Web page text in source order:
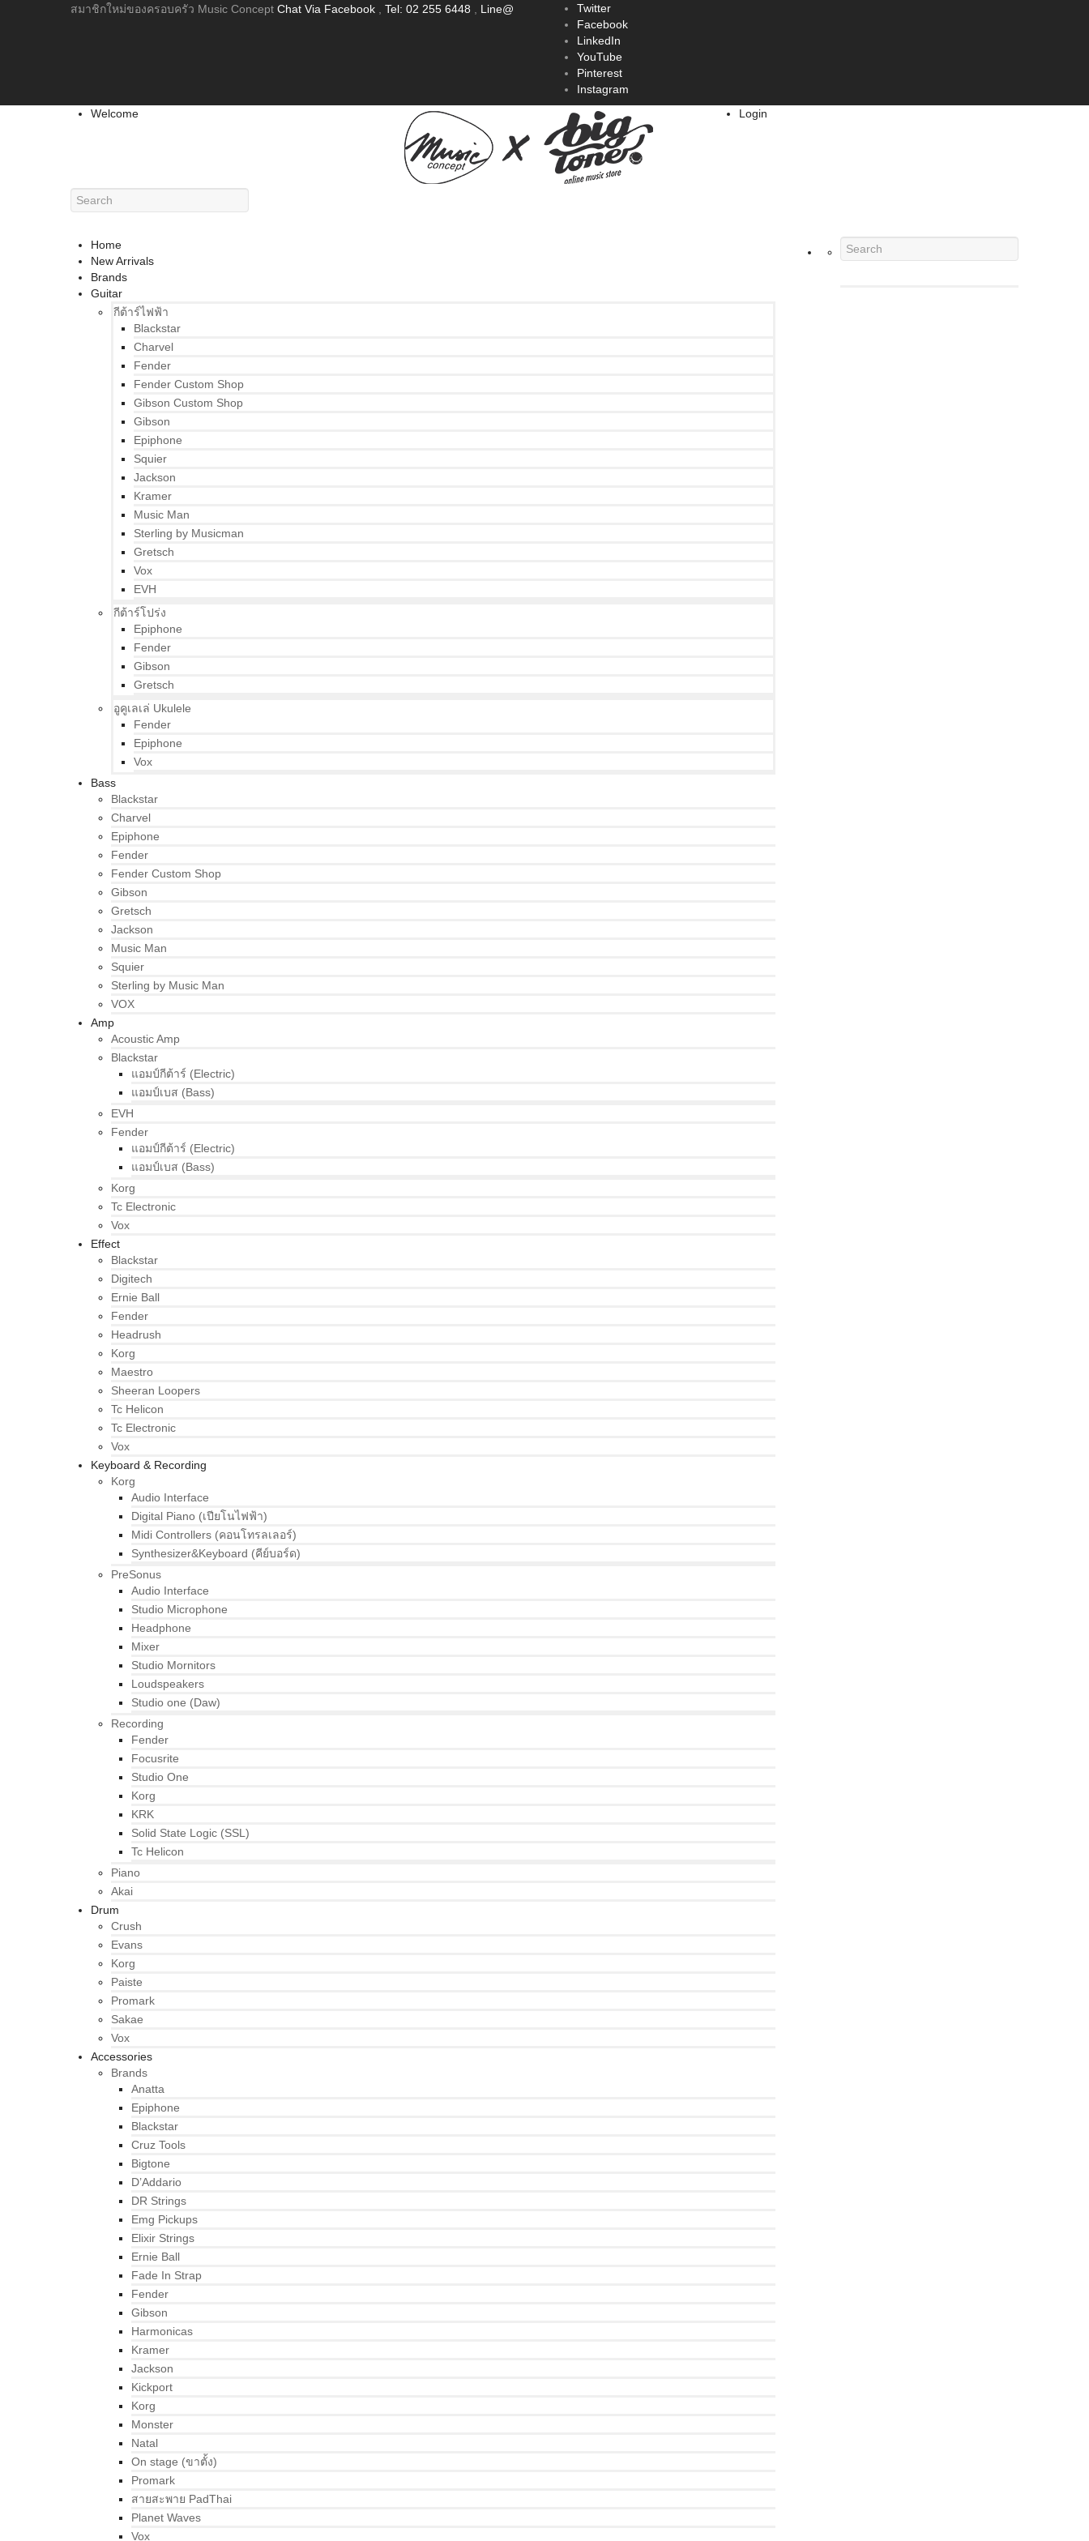
สมาชิกใหม่ของครอบครัว Music Concept Chat Via Facebook Tel: 02 255 6448 Line@
Twitter
Facebook
LinkedIn
YouTube
Pinterest
Instagram
Welcome
Login
Home
New Arrivals
Brands
Guitar
กีต้าร์ไฟฟ้า
Blackstar
Charvel
Fender
Fender Custom Shop
Gibson Custom Shop
Gibson
Epiphone
Squier
Jackson
Kramer
Music Man
Sterling by Musicman
Gretsch
Vox
EVH
กีต้าร์โปร่ง
Epiphone
Fender
Gibson
Gretsch
อูคูเลเล่ Ukulele
Fender
Epiphone
Vox
Bass
Blackstar
Charvel
Epiphone
Fender
Fender Custom Shop
Gibson
Gretsch
Jackson
Music Man
Squier
Sterling by Music Man
VOX
Amp
Acoustic Amp
Blackstar
แอมป์กีต้าร์ (Electric)
แอมป์เบส (Bass)
EVH
Fender
แอมป์กีต้าร์ (Electric)
แอมป์เบส (Bass)
Korg
Tc Electronic
Vox
Effect
Blackstar
Digitech
Ernie Ball
Fender
Headrush
Korg
Maestro
Sheeran Loopers
Tc Helicon
Tc Electronic
Vox
Keyboard & Recording
Korg
Audio Interface
Digital Piano (เปียโนไฟฟ้า)
Midi Controllers (คอนโทรลเลอร์)
Synthesizer&Keyboard (คีย์บอร์ด)
PreSonus
Audio Interface
Studio Microphone
Headphone
Mixer
Studio Mornitors
Loudspeakers
Studio one (Daw)
Recording
Fender
Focusrite
Studio One
Korg
KRK
Solid State Logic (SSL)
Tc Helicon
Piano
Akai
Drum
Crush
Evans
Korg
Paiste
Promark
Sakae
Vox
Accessories
Brands
Anatta
Epiphone
Blackstar
Cruz Tools
Bigtone
D’Addario
DR Strings
Emg Pickups
Elixir Strings
Ernie Ball
Fade In Strap
Fender
Gibson
Harmonicas
Kramer
Jackson
Kickport
Korg
Monster
Natal
On stage (ขาตั้ง)
Promark
สายสะพาย PadThai
Planet Waves
Vox